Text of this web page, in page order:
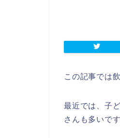
この記事では
最近では、子
さんも多いです